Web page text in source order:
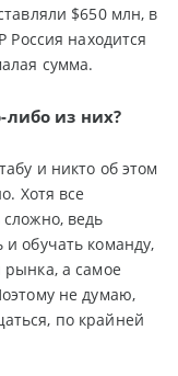
$650 млн, в
находится
сумма.
либо из них?
и никто об этом
Хотя все
ведь
обучать команду,
рынка, а самое
не думаю,
по крайней